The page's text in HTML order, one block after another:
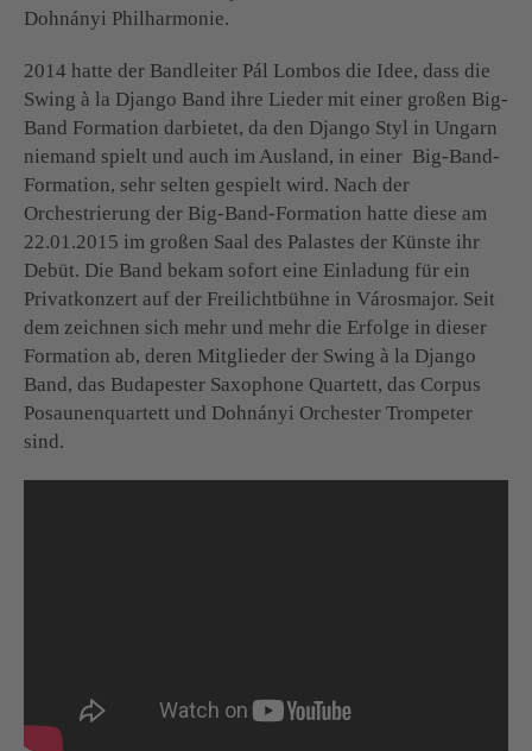
Dohnányi Philharmonie.
2014 hatte der Bandleiter Pál Lombos die Idee, dass die
Swing à la Django Band ihre Lieder mit einer großen Big-
Band Formation darbietet, da den Django Styl in Ungarn
niemand spielt und auch im Ausland, in einer Big-Band-
Formation, sehr selten gespielt wird. Nach der
Orchestrierung der Big-Band-Formation hatte diese am
22.01.2015 im großen Saal des Palastes der Künste ihr
Debüt. Die Band bekam sofort eine Einladung für ein
Privatkonzert auf der Freilichtbühne in Városmajor. Seit
dem zeichnen sich mehr und mehr die Erfolge in dieser
Formation ab, deren Mitglieder der Swing à la Django
Band, das Budapester Saxophone Quartett, das Corpus
Posaunenquartett und Dohnányi Orchester Trompeter
sind.